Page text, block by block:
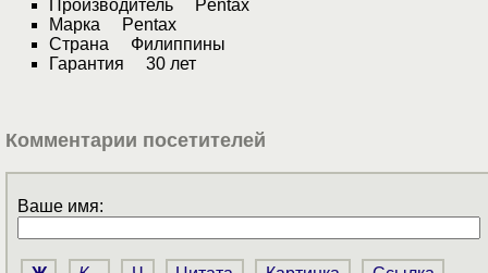
Производитель Pentax
Марка Pentax
Страна Филиппины
Гарантия 30 лет
Комментарии посетителей
Ваше имя: